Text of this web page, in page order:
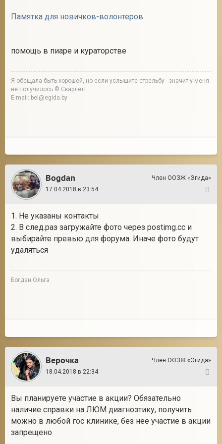
Памятка для новичков-волонтеров
помощь в пиаре и кураторстве
Я обещала быть хорошей, но если услышите стрельбу - значит у меня
не получилось © Скарлетт
E-mail: bel@egida.by
Bogdan
Член ООЗЖ «Эгида»
17.04.2018 в 23:54
1. Не указаны контакты
2. В след.раз загружайте фото через postimg.cc и
выбирайте превью для форума. Иначе фото будут
удаляться
Богдан Ольга
Верочка
Член ООЗЖ «Эгида»
18.04.2018 в 22:34
Вы планируете участие в акции? Обязательно
наличие справки на ЛЮМ диагнозтику, получить
можно в любой гос клинике, без нее участие в акции
запрещено